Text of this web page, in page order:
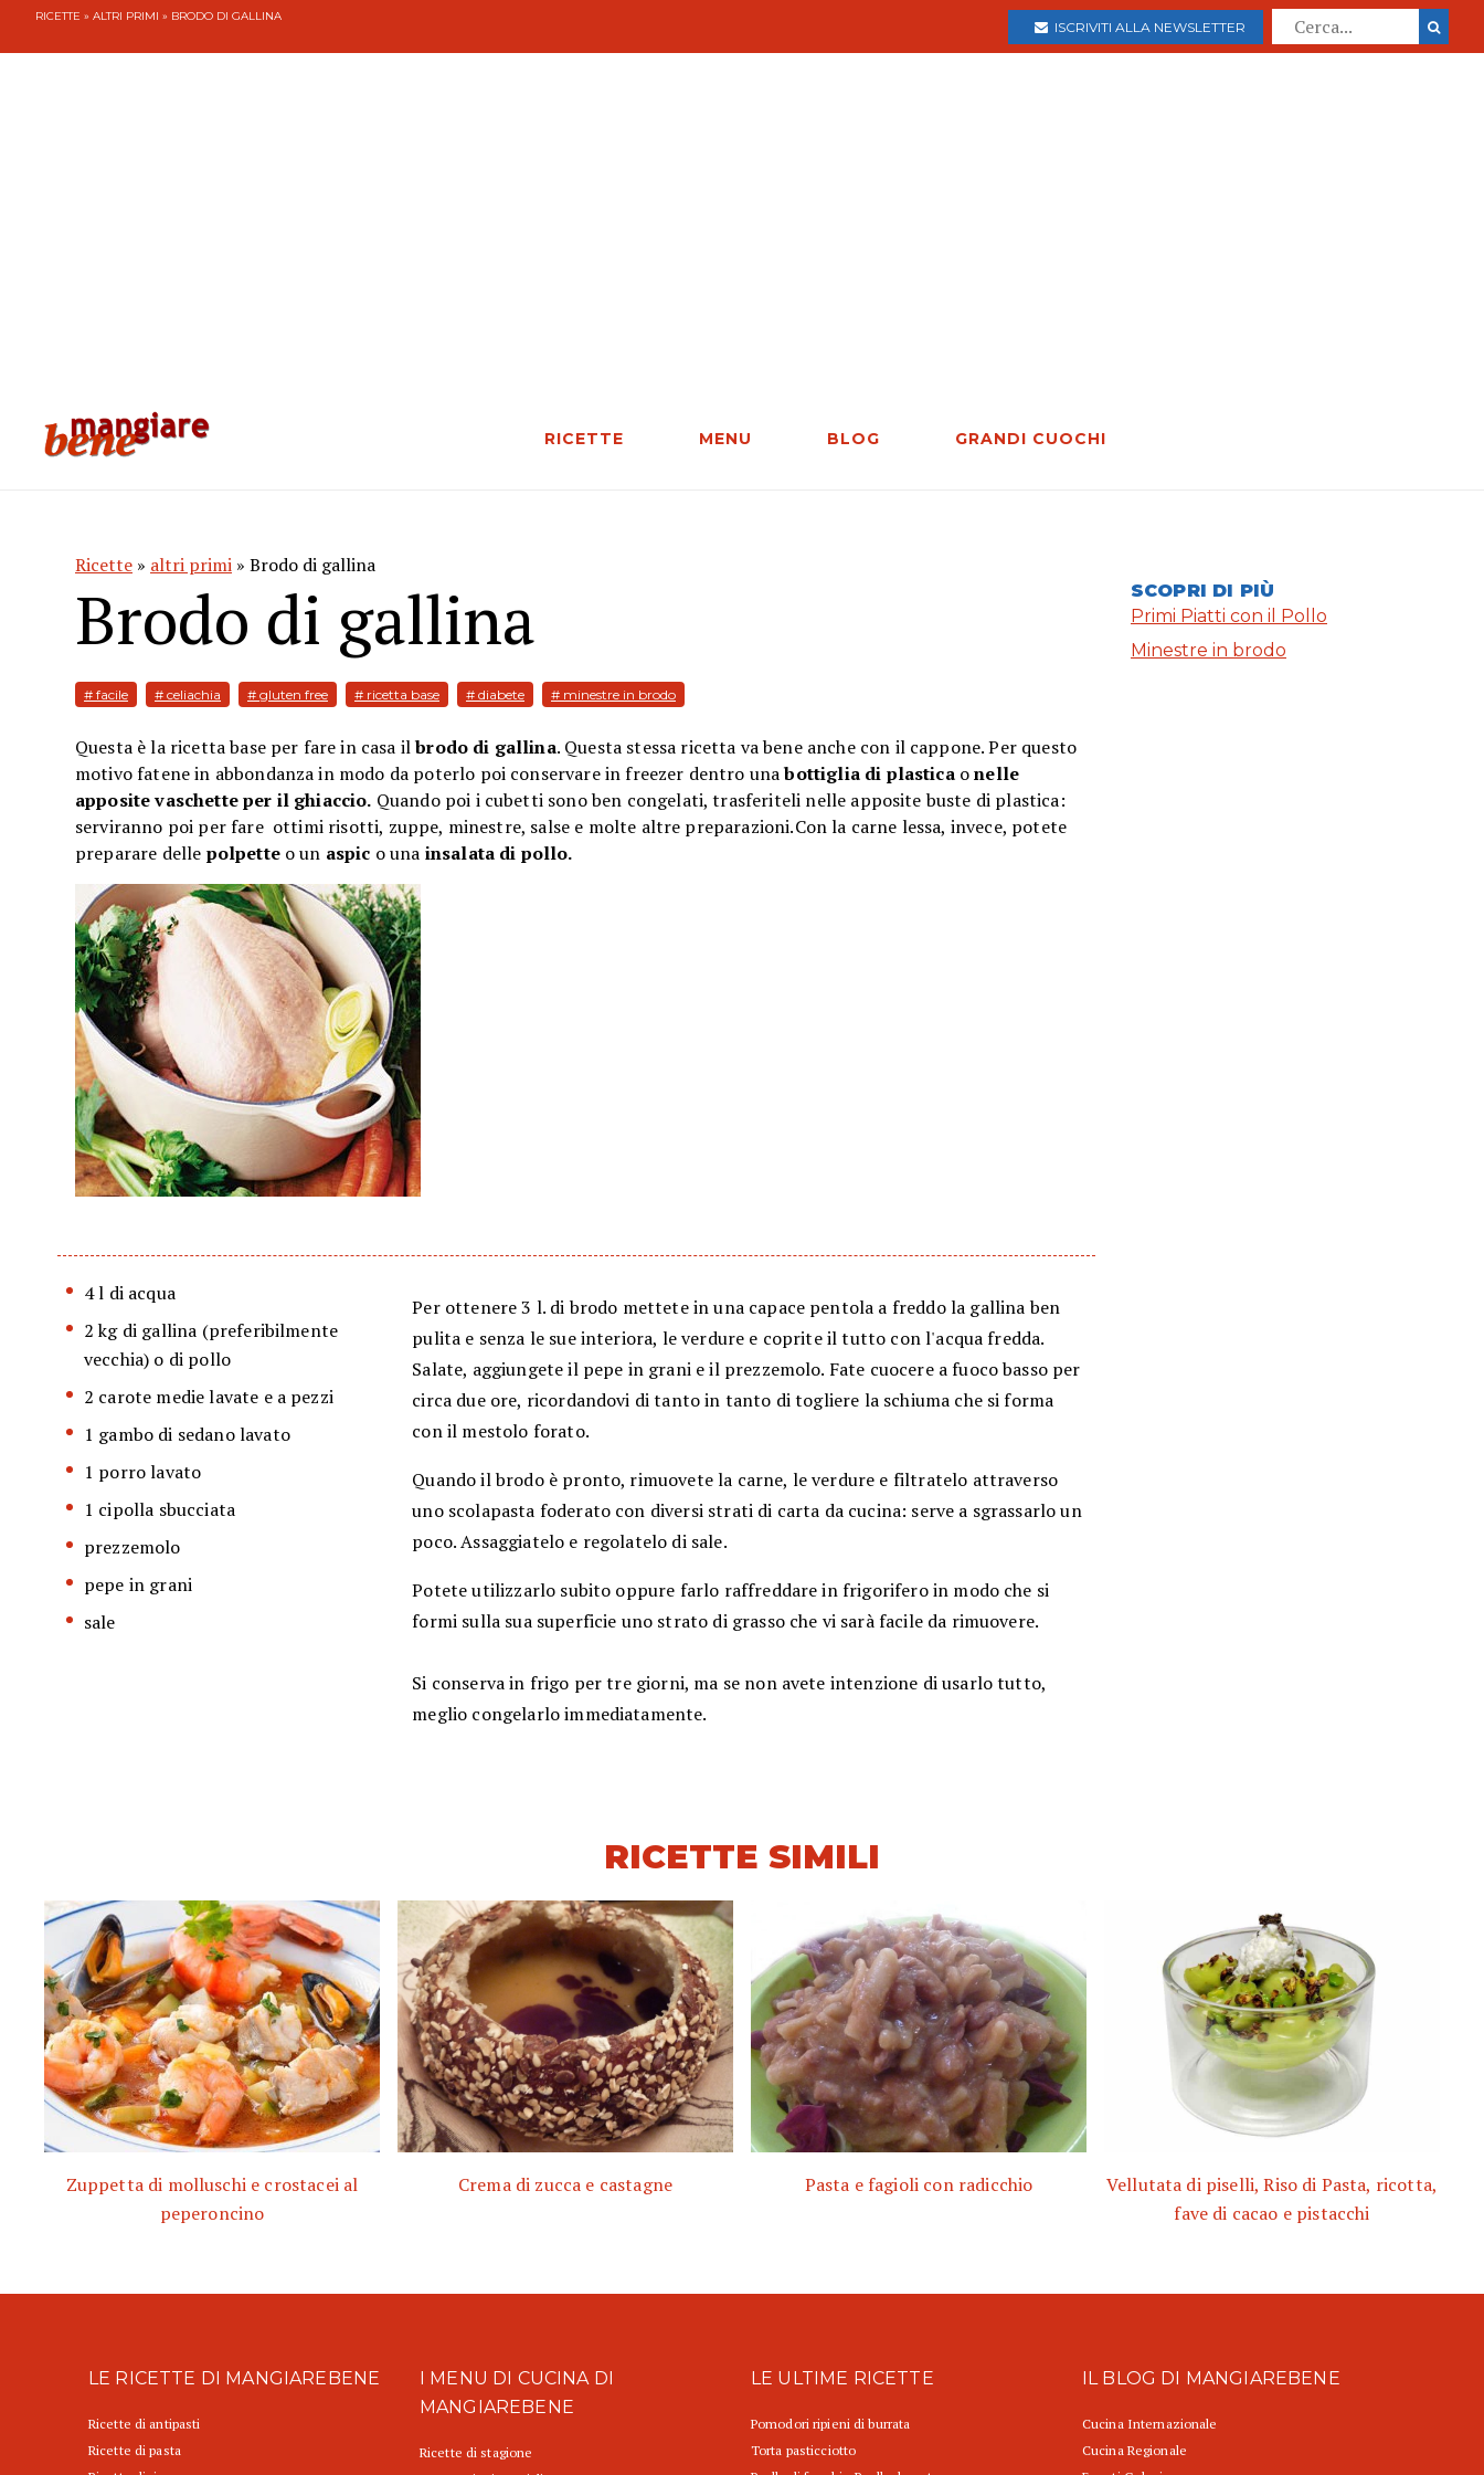
RICETTE » ALTRI PRIMI » BRODO DI GALLINA
ISCRIVITI ALLA NEWSLETTER
RICETTE MENU BLOG GRANDI CUOCHI
Ricette » altri primi » Brodo di gallina
Brodo di gallina
# facile # celiachia # gluten free # ricetta base # diabete # minestre in brodo
Questa è la ricetta base per fare in casa ilbrodo di gallina. Questa stessa ricetta va bene anche con il cappone. Per questo
motivo fatene in abbondanza in modo da poterlo poi conservare in freezer dentro unabottiglia di plasticaonelle
apposite vaschette per il ghiaccio. Quando poi i cubetti sono ben congelati, trasferiteli nelle apposite buste di plastica:
serviranno poi per fare ottimi risotti, zuppe, minestre, salse e molte altre preparazioni.Con la carne lessa, invece, potete
preparare delle polpetteo un aspic o una insalata di pollo.
4 l di acqua
2 kg di gallina (preferibilmente
vecchia) o di pollo
2 carote medie lavate e a pezzi
1 gambo di sedano lavato
1 porro lavato
1 cipolla sbucciata
prezzemolo
pepe in grani
sale
Per ottenere 3 l. di brodo mettete in una capace pentola a freddo la gallina ben
pulita e senza le sue interiora, le verdure e coprite il tutto con l'acqua fredda.
Salate, aggiungete il pepe in grani e il prezzemolo. Fate cuocere a fuoco basso per
circa due ore, ricordandovi di tanto in tanto di togliere la schiuma che si forma
con il mestolo forato.
Quando il brodo è pronto, rimuovete la carne, le verdure e filtratelo attraverso
uno scolapasta foderato con diversi strati di carta da cucina: serve a sgrassarlo un
poco. Assaggiatelo e regolatelo di sale.
Potete utilizzarlo subito oppure farlo raffreddare in frigorifero in modo che si
formi sulla sua superficie uno strato di grasso che vi sarà facile da rimuovere.
Si conserva in frigo per tre giorni, ma se non avete intenzione di usarlo tutto,
meglio congelarlo immediatamente.
SCOPRI DI PIÙ
Primi Piatti con il Pollo
Minestre in brodo
RICETTE SIMILI
Zuppetta di molluschi e crostacei al
peperoncino
Crema di zucca e castagne Pasta e fagioli con radicchio
Vellutata di piselli, Riso di Pasta, ricotta,
fave di cacao e pistacchi
LE RICETTE DI MANGIAREBENE
Ricette di antipasti
Ricette di pasta
I MENU DI CUCINA DI
MANGIAREBENE
Ricette di stagione
LE ULTIME RICETTE
Pomodori ripieni di burrata
Torta pasticciotto
IL BLOG DI MANGIAREBENE
Cucina Internazionale
Cucina Regionale